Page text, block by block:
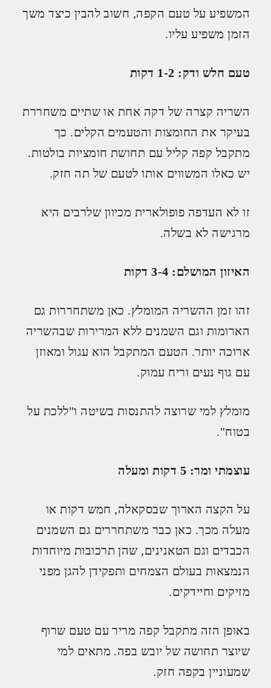
המשפיע על טעם הקפה, חשוב להבין כיצד משך
הזמן משפיע עליו.
טעם חלש ודק: 1-2 דקות
השריה קצרה של דקה אחת או שתיים משחררת
בעיקר את החומצות והטעמים הקלים. כך
מתקבל קפה קליל עם תחושת חומציות בולטות.
יש כאלו המשווים אותו לטעם של תה חזק.
זו לא העדפה פופולארית מכיוון שלרבים היא
מרגישה לא בשלה.
האיזון המושלם: 3-4 דקות
זהו זמן ההשריה המומלץ. כאן משתחררות גם
הארומות וגם השמנים ללא המרירות שבהשריה
ארוכה יותר. הטעם המתקבל הוא עגול ומאוזן
עם גוף נעים וריח עמוק.
מומלץ למי שרוצה להתנסות בשיטה ו"ללכת על
בטוח".
עוצמתי ומר: 5 דקות ומעלה
על הקצה הארוך שבסקאלה, חמש דקות או
מעלה מכך. כאן כבר משתחררים גם השמנים
הכבדים וגם הטאנינים, שהן תרכובות מיוחדות
הנמצאות בעולם הצמחים ותפקידן להגן מפני
מזיקים וחיידקים.
באופן הזה מתקבל קפה מריר עם טעם שרוף
שיוצר תחושה של יובש בפה. מתאים למי
שמעוניין בקפה חזק.